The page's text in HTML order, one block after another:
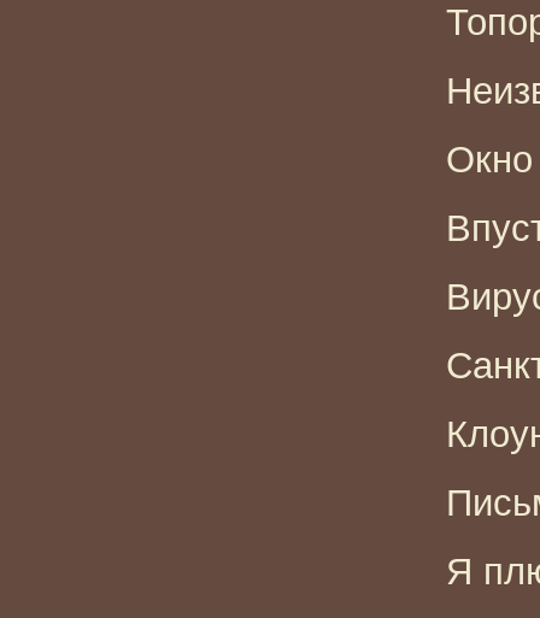
Окно
Я